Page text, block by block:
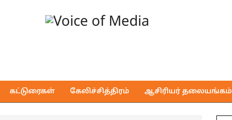
of
Media
கட்டுரைகள் கேலிச்சித்திரம் ஆசிரியர் தலையங்கம்